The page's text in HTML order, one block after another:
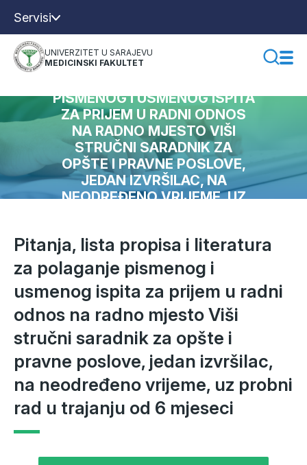
Servisi
UNIVERZITET U SARAJEVU
MEDICINSKI FAKULTET
PITANJA, LISTA PROPISA I
PISMENOG I USMENOG ISPITA
ZA PRIJEM U RADNI ODNOS
NA RADNO MJESTO VIŠI
STRUČNI SARADNIK ZA
OPŠTE I PRAVNE POSLOVE,
JEDAN IZVRŠILAC, NA
NEODREĐENO VRIJEME, UZ
Pitanja, lista propisa i literatura
za polaganje pismenog i
usmenog ispita za prijem u radni
odnos na radno mjesto Viši
stručni saradnik za opšte i
pravne poslove, jedan izvršilac,
na neodređeno vrijeme, uz probni
rad u trajanju od 6 mjeseci